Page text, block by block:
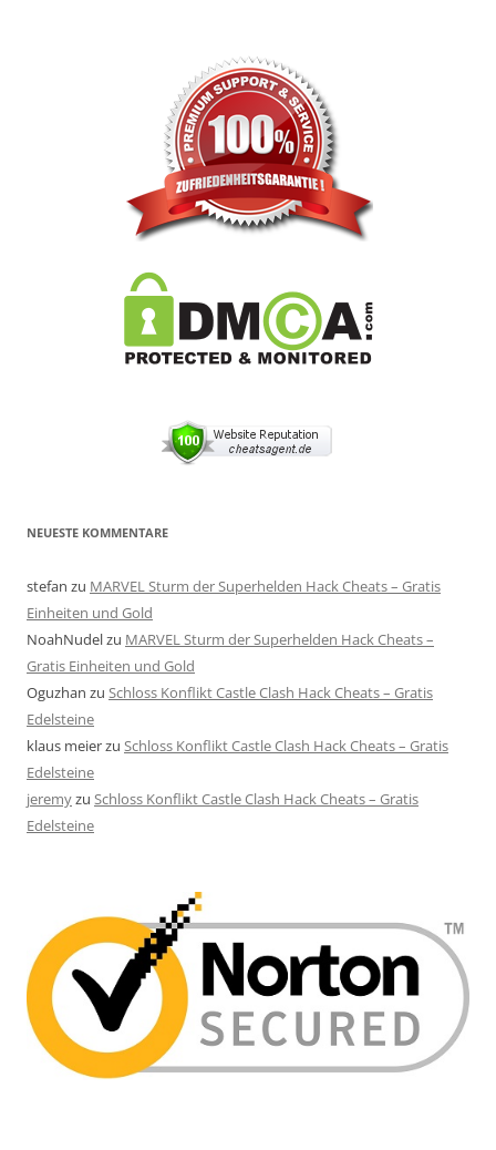
NEUESTE KOMMENTARE
stefan zu MARVEL Sturm der Superhelden Hack Cheats – Gratis
Einheiten und Gold
NoahNudelzu MARVEL Sturm der Superhelden Hack Cheats –
Gratis Einheiten und Gold
Oguzhan zu Schloss Konflikt Castle Clash Hack Cheats – Gratis
Edelsteine
klaus meierzu Schloss Konflikt Castle Clash Hack Cheats – Gratis
Edelsteine
jeremyzu Schloss Konflikt Castle Clash Hack Cheats – Gratis
Edelsteine